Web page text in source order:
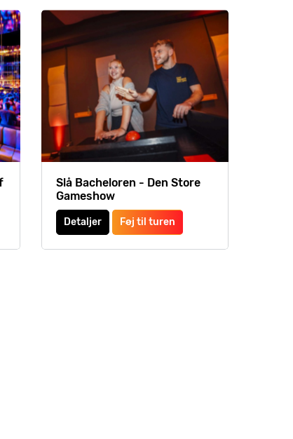
Slå Bacheloren - Den Store
Gameshow
Detaljer Føj til turen